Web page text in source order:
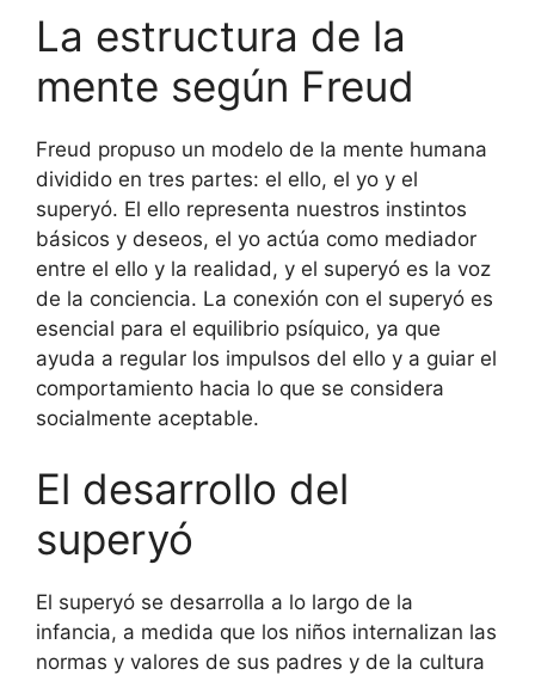
La estructura de la
mente según Freud
Freud propuso un modelo de la mente humana
dividido en tres partes: el ello, el yo y el
superyó. El ello representa nuestros instintos
básicos y deseos, el yo actúa como mediador
entre el ello y la realidad, y el superyó es la voz
de la conciencia. La conexión con el superyó es
esencial para el equilibrio psíquico, ya que
ayuda a regular los impulsos del ello y a guiar el
comportamiento hacia lo que se considera
socialmente aceptable.
El desarrollo del
superyó
El superyó se desarrolla a lo largo de la
infancia, a medida que los niños internalizan las
normas y valores de sus padres y de la cultura